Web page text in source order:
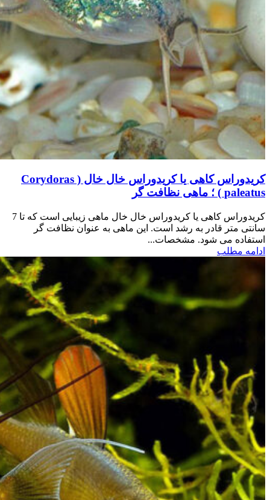
کریدوراس کاهی یا کریدوراس خال خال ( Corydoras
paleatus ) ؛ ماهی نظافت گر
کریدوراس کاهی یا کریدوراس خال خال ماهی زیبایی است که تا 7
سانتی متر قادر به رشد است. این ماهی به عنوان نظافت گر
استفاده می شود. مشخصات...
ادامه مطلب